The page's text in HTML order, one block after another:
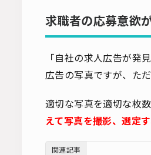
求職者の応募意欲
「自社の求人広告が発
広告の写真ですが、た
適切な写真を適切な枚
えて写真を撮影、選定
関連記事